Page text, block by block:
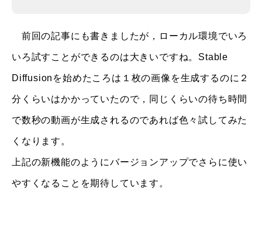
前回の記事にも書きましたが，ローカル環境でいろ
いろ試すことができるのは大きいですね。Stable
Diffusionを始めたころは１枚の画像を生成するのに２
分くらいはかかっていたので，同じくらいの待ち時間
で数秒の動画が生成されるのであれば色々試してみた
くなります。
上記の新機能のようにバージョンアップでさらに使い
やすくなることを期待しています。